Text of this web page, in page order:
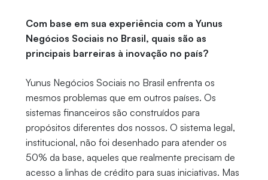
Com base em sua experiência com a Yunus
Negócios Sociais no Brasil, quais são as
principais barreiras à inovação no país?
Yunus Negócios Sociais no Brasil enfrenta os
mesmos problemas que em outros países. Os
sistemas financeiros são construídos para
propósitos diferentes dos nossos. O sistema legal,
institucional, não foi desenhado para atender os
50% da base, aqueles que realmente precisam de
acesso a linhas de crédito para suas iniciativas. Mas